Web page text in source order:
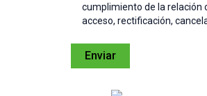
cumplimiento de la relación
acceso, rectificación,